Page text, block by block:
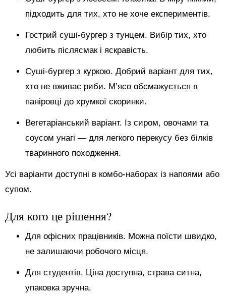
підходить для тих, хто не хоче експериментів.
Гострий суші-бургер з тунцем. Вибір тих, хто
любить післясмак і яскравість.
Суші-бургер з куркою. Добрий варіант для тих,
хто не вживає риби. М’ясо обсмажується в
паніровці до хрумкої скоринки.
Вегетаріанський варіант. Із сиром, овочами та
соусом унагі — для легкого перекусу без білків
тваринного походження.
Усі варіанти доступні в комбо-наборах із напоями або
супом.
Для кого це рішення?
Для офісних працівників. Можна поїсти швидко,
не залишаючи робочого місця.
Для студентів. Ціна доступна, страва ситна,
упаковка зручна.